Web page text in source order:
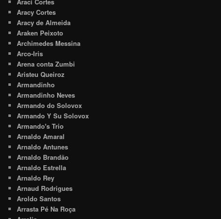
Aracy Cortes
Aracy de Almeida
Araken Peixoto
Archimedes Messina
Arco-Iris
Arena conta Zumbi
Aristeu Queiroz
Armandinho
Armandinho Neves
Armando do Solovox
Armando Y Su Solovox
Armando's Trio
Arnaldo Amaral
Arnaldo Antunes
Arnaldo Brandão
Arnaldo Estrella
Arnaldo Rey
Arnaud Rodrigues
Aroldo Santos
Arrasta Pé Na Roça